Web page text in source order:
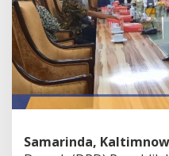
Samarinda,